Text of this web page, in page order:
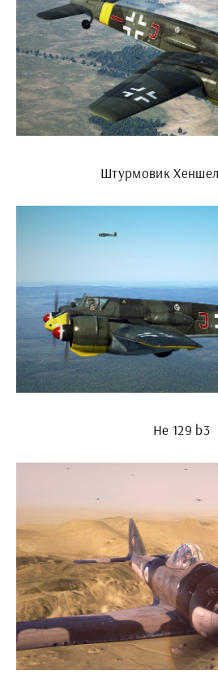
Штурмовик
He 129 b3